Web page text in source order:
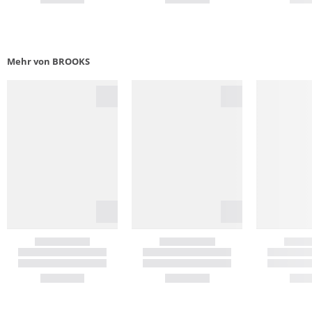
Mehr von BROOKS